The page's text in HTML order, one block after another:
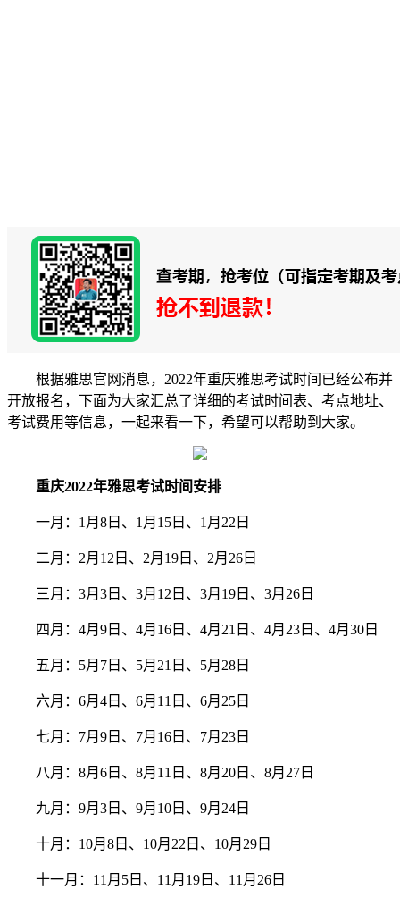
根据雅思官网消息，2022年重庆雅思考试时间已经公布并
开放报名，下面为大家汇总了详细的考试时间表、考点地址、
考试费用等信息，一起来看一下，希望可以帮助到大家。
重庆2022年雅思考试时间安排
一月：1月8日、1月15日、1月22日
二月：2月12日、2月19日、2月26日
三月：3月3日、3月12日、3月19日、3月26日
四月：4月9日、4月16日、4月21日、4月23日、4月30日
五月：5月7日、5月21日、5月28日
六月：6月4日、6月11日、6月25日
七月：7月9日、7月16日、7月23日
八月：8月6日、8月11日、8月20日、8月27日
九月：9月3日、9月10日、9月24日
十月：10月8日、10月22日、10月29日
十一月：11月5日、11月19日、11月26日